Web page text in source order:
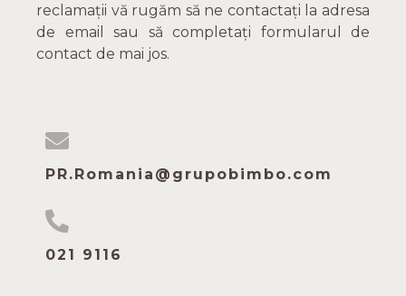
reclamații vă rugăm să ne contactați la adresa
de email sau să completați formularul de
contact de mai jos.
PR.Romania@grupobimbo.com
021 9116